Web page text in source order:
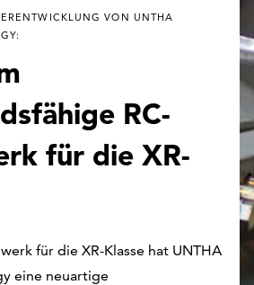
VON UNTHA
RC-
für die XR-
für die XR-Klasse hat UNTHA
eine neuartige